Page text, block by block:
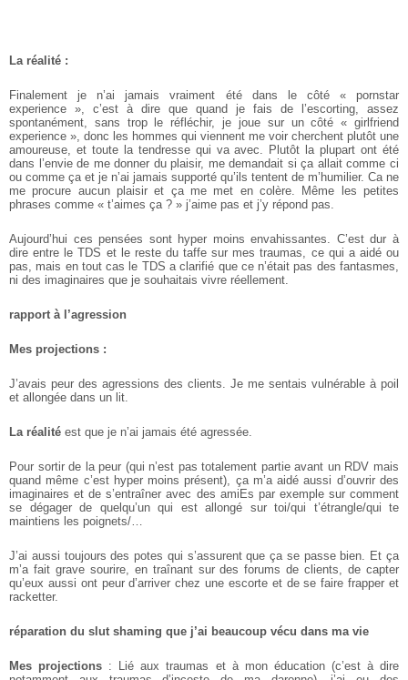
La réalité :
Finalement je n’ai jamais vraiment été dans le côté « pornstar
experience », c’est à dire que quand je fais de l’escorting, assez
spontanément, sans trop le réfléchir, je joue sur un côté « girlfriend
experience », donc les hommes qui viennent me voir cherchent plutôt une
amoureuse, et toute la tendresse qui va avec. Plutôt la plupart ont été
dans l’envie de me donner du plaisir, me demandait si ça allait comme ci
ou comme ça et je n’ai jamais supporté qu’ils tentent de m’humilier. Ca ne
me procure aucun plaisir et ça me met en colère. Même les petites
phrases comme « t’aimes ça ? » j’aime pas et j’y répond pas.
Aujourd’hui ces pensées sont hyper moins envahissantes. C’est dur à
dire entre le TDS et le reste du taffe sur mes traumas, ce qui a aidé ou
pas, mais en tout cas le TDS a clarifié que ce n’était pas des fantasmes,
ni des imaginaires que je souhaitais vivre réellement. ­
rapport à l’agression ­
Mes projections :
J’avais peur des agressions des clients. Je me sentais vulnérable à poil
et allongée dans un lit.
La réalité est que je n’ai jamais été agressée.
Pour sortir de la peur (qui n’est pas totalement partie avant un RDV mais
quand même c’est hyper moins présent), ça m’a aidé aussi d’ouvrir des
imaginaires et de s’entraîner avec des amiEs par exemple sur comment
se dégager de quelqu’un qui est allongé sur toi/qui t’étrangle/qui te
maintiens les poignets/…
J’ai aussi toujours des potes qui s’assurent que ça se passe bien. Et ça
m’a fait grave sourire, en traînant sur des forums de clients, de capter
qu’eux aussi ont peur d’arriver chez une escorte et de se faire frapper et
racketter. ­
réparation du slut shaming que j’ai beaucoup vécu dans ma vie ­
Mes projections : Lié aux traumas et à mon éducation (c’est à dire